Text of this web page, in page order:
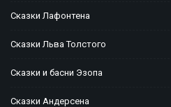
Сказки Лафонтена
Сказки Льва Толстого
Сказки и басни Эзопа
Сказки Андерсена